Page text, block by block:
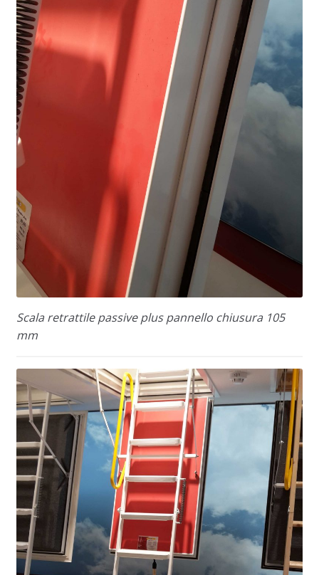
Scala retrattile passive plus pannello chiusura 105
mm